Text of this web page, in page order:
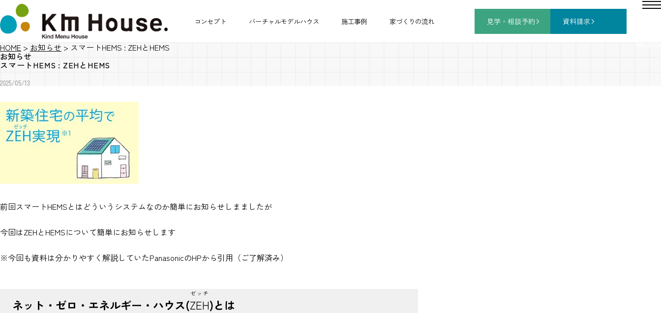
コンセプト バーチャルモデルハウス 施工事例 家づくりの流れ 見学・相談予約 資料請求
HOME > お知らせ > スマートHEMS : ZEHとHEMS
お知らせ
スマートHEMS : ZEHとHEMS
2025/05/13
前回スマートHEMSとはどういうシステムなのか簡単にお知らせしまましたが
今回はZEHとHEMSについて簡単にお知らせします
※今回も資料は分かりやすく解説していたPanasonicのHPから引用（ご了解済み）
ネット・ゼロ・エネルギー・ハウス(ZEH
ゼッチ
)とは